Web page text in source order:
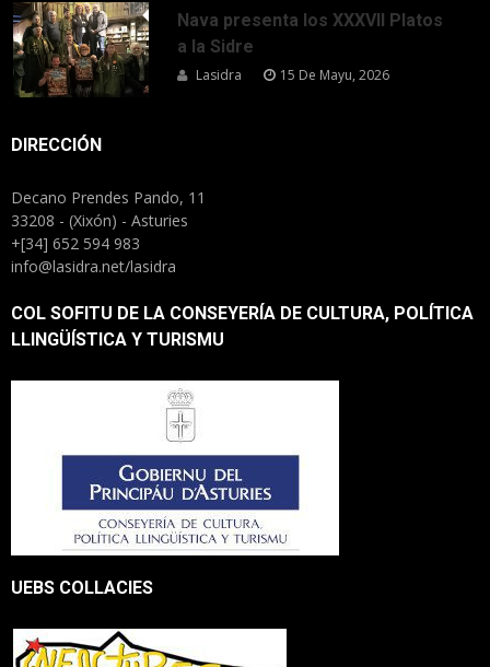
Nava presenta los XXXVII Platos
a la Sidre
Lasidra 15 De Mayu, 2026
DIRECCIÓN
Decano Prendes Pando, 11
33208 - (Xixón) - Asturies
+[34] 652 594 983
info@lasidra.net/lasidra
COL SOFITU DE LA CONSEYERÍA DE CULTURA, POLÍTICA
LLINGÜÍSTICA Y TURISMU
UEBS COLLACIES